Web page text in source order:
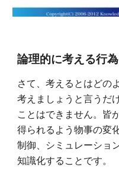
論理的に考える行
さて、考えるとはどの
考えましょうと言うだ
ことはできません。皆
得られるよう物事の変
制御、シミュレーショ
知識化することです。